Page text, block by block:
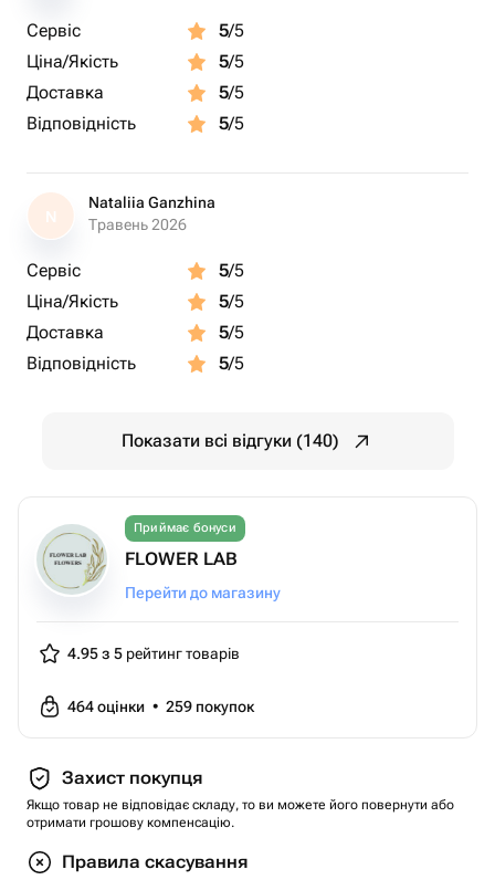
Сервіс 5/5
Ціна/Якість
5/5
Доставка
5/5
Відповідність
5/5
N
Nataliia Ganzhina
Травень 2026
Сервіс 5/5
Ціна/Якість
5/5
Доставка
5/5
Відповідність
5/5
Показати всі відгуки (140)
Приймає бонуси
FLOWER LAB
Перейти до магазину
4.95 з 5 рейтинг товарів
464оцінки • 259 покупок
Захист покупця
Якщо товар не відповідає складу, то ви можете його повернути або
отримати грошову компенсацію.
Правила скасування